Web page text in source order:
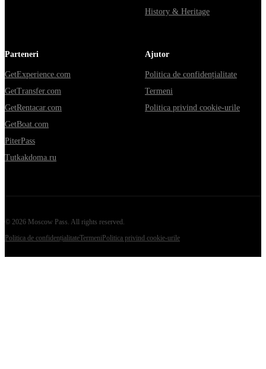
History & Heritage
Parteneri
GetExperience.com
GetTransfer.com
GetRentacar.com
GetBoat.com
PiterPass
Tutkakdoma.ru
Ajutor
Politica de confidențialitate
Termeni
Politica privind cookie-urile
© 2026 Moscow Pass . All rights reserved.
Politica de confidențialitateTermeniPolitica privind cookie-urile